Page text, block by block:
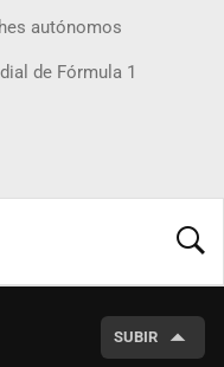
autónomos
de Fórmula 1
SUBIR